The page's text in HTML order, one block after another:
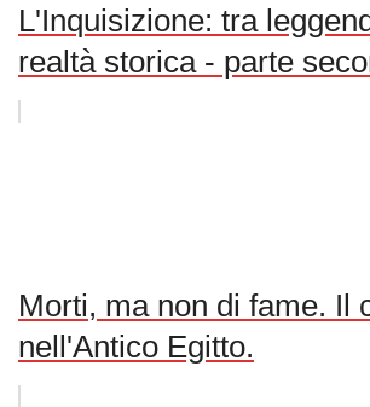
L'Inquisizione: tra
realtà storica - parte
Morti, ma non di fame. Il
nell'Antico Egitto.